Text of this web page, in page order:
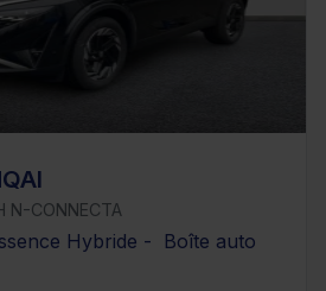
N-CONNECTA
Hybride - Boîte auto